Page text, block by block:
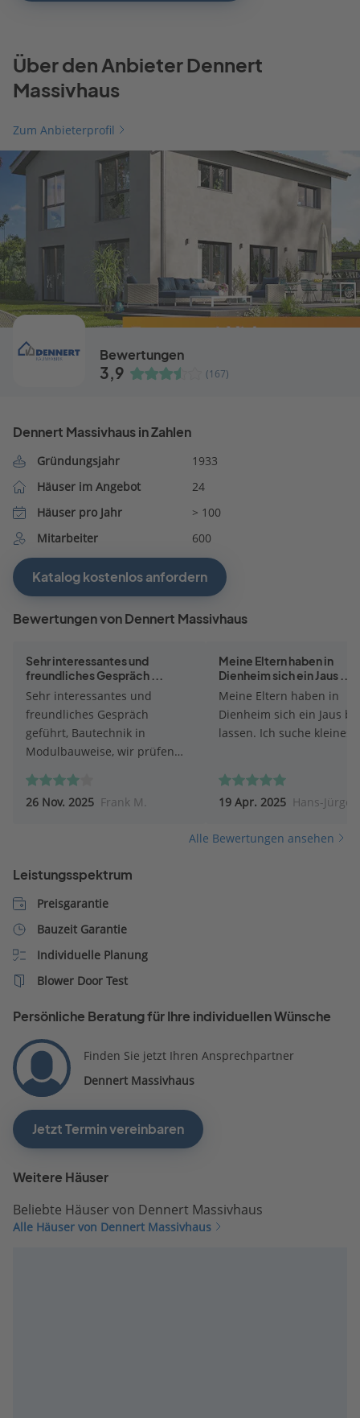
Über den Anbieter Dennert
Massivhaus
Zum Anbieterprofil
Bewertungen
3,9 (167)
Dennert Massivhaus in Zahlen
Gründungsjahr
1933
Häuser im Angebot
24
Häuser pro Jahr
> 100
Mitarbeiter
600
Katalog kostenlos anfordern
Bewertungen von Dennert Massivhaus
Sehr interessantes und
freundliches Gespräch ...
Sehr interessantes und
freundliches Gespräch
geführt, Bautechnik in
Modulbauweise, wir prüfen
uns geeignet ist.
26 Nov. 2025 Frank M.
Meine Eltern haben in
Dienheim sich ein Jaus ...
Meine Eltern haben in
Dienheim sich ein Jaus
lassen. Ich suche kleines
19 Apr. 2025 Hans-
Alle Bewertungen ansehen
Leistungsspektrum
Preisgarantie
Bauzeit Garantie
Individuelle Planung
Blower Door Test
Persönliche Beratung für Ihre individuellen Wünsche
Finden Sie jetzt Ihren Ansprechpartner
Dennert Massivhaus
Jetzt Termin vereinbaren
Weitere Häuser
Beliebte Häuser von Dennert Massivhaus
Alle Häuser von Dennert Massivhaus